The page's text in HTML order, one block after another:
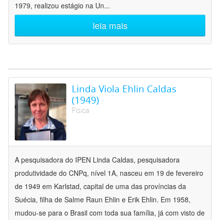
1979, realizou estágio na Un...
leia mais
Linda Viola Ehlin Caldas
(1949)
Física
A pesquisadora do IPEN Linda Caldas, pesquisadora
produtividade do CNPq, nível 1A, nasceu em 19 de fevereiro
de 1949 em Karlstad, capital de uma das províncias da
Suécia, filha de Salme Raun Ehlin e Erik Ehlin. Em 1958,
mudou-se para o Brasil com toda sua família, já com visto de